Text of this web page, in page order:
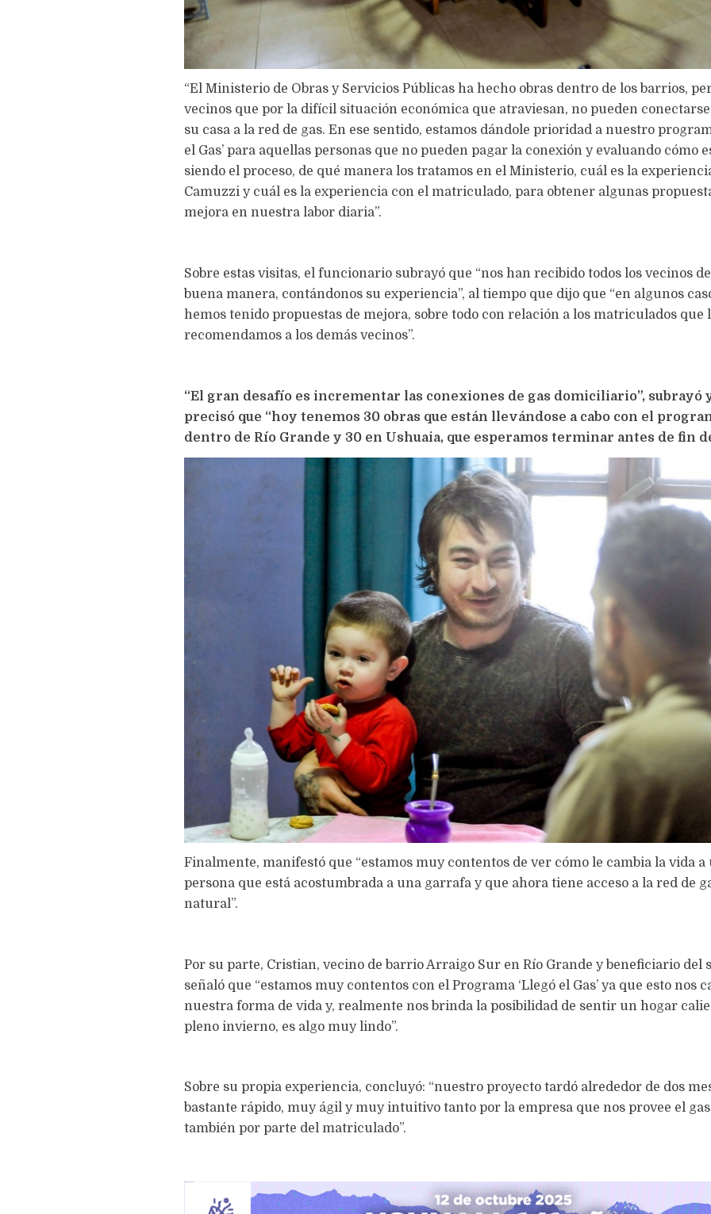
“El Ministerio de Obras y Servicios Públicas ha hecho obras dentro de los barrios,
vecinos que por la difícil situación económica que atraviesan, no pueden conectarse
su casa a la red de gas. En ese sentido, estamos dándole prioridad a nuestro
el Gas’ para aquellas personas que no pueden pagar la conexión y evaluando cómo
siendo el proceso, de qué manera los tratamos en el Ministerio, cuál es la
Camuzzi y cuál es la experiencia con el matriculado, para obtener algunas
mejora en nuestra labor diaria”.
Sobre estas visitas, el funcionario subrayó que “nos han recibido todos los vecinos
buena manera, contándonos su experiencia”, al tiempo que dijo que “en algunos
hemos tenido propuestas de mejora, sobre todo con relación a los matriculados que
recomendamos a los demás vecinos”.
“El gran desafío es incrementar las conexiones de gas domiciliario”, subrayó
precisó que “hoy tenemos 30 obras que están llevándose a cabo con el
dentro de Río Grande y 30 en Ushuaia, que esperamos terminar antes de fin
Finalmente, manifestó que “estamos muy contentos de ver cómo le cambia la vida a
persona que está acostumbrada a una garrafa y que ahora tiene acceso a la red de
natural”.
Por su parte, Cristian, vecino de barrio Arraigo Sur en Río Grande y beneficiario del
señaló que “estamos muy contentos con el Programa ‘Llegó el Gas’ ya que esto nos
nuestra forma de vida y, realmente nos brinda la posibilidad de sentir un hogar
pleno invierno, es algo muy lindo”.
Sobre su propia experiencia, concluyó: “nuestro proyecto tardó alrededor de dos
bastante rápido, muy ágil y muy intuitivo tanto por la empresa que nos provee el
también por parte del matriculado”.